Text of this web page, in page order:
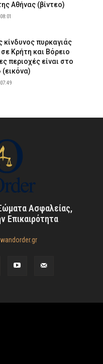
Αθήνας (βίντεο)
πυρκαγιάς
Κρήτη και Βόρειο
περιοχές είναι στο
(εικόνα)
Ασφαλείας,
Επικαιρότητα